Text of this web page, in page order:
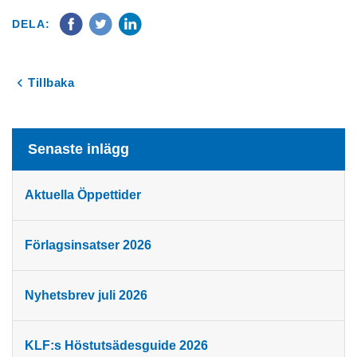
DELA:
Tillbaka
Senaste inlägg
Aktuella Öppettider
Förlagsinsatser 2026
Nyhetsbrev juli 2026
KLF:s Höstutsädesguide 2026